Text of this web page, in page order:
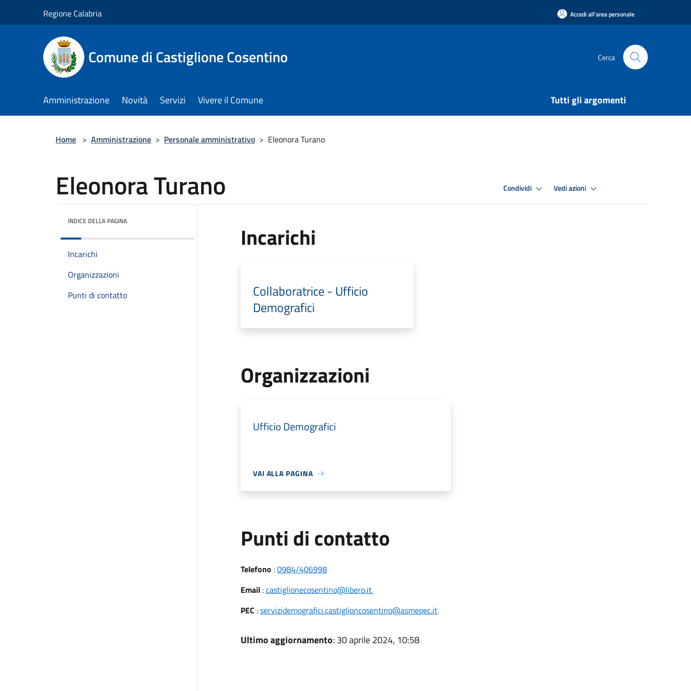
Regione Calabria Accedi all'area personale
Comune di Castiglione Cosentino Cerca
Amministrazione Novità Servizi Vivere il Comune Tutti gli argomenti
Home > Amministrazione > Personale amministrativo > Eleonora Turano
Eleonora Turano Condividi Vedi azioni
INDICE DELLA PAGINA
Incarichi
Organizzazioni
Punti di contatto
Incarichi
Collaboratrice - Ufficio
Demografici
Organizzazioni
Ufficio Demografici
VAI ALLA PAGINA
Punti di contatto
Telefono :0984/406998
Email:castiglionecosentino@libero.it
PEC :servizidemografici.castiglioncosentino@asmepec.it
Ultimo aggiornamento: 30 aprile 2024, 10:58